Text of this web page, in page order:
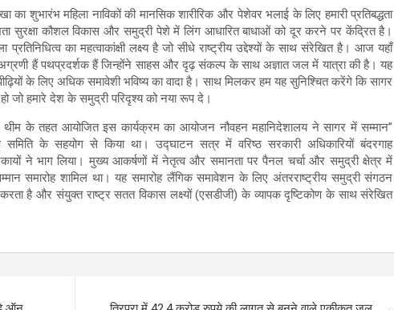
का शुभारंभ महिला नाविकों की मानसिक शारीरिक और पेशेवर भलाई के लिए हमारी प्रतिबद्धता
सुरक्षा कौशल विकास और समुद्री पेशे में लिंग आधारित बाधाओं को दूर करने पर केंद्रित है।
का महत्वाकांक्षी लक्ष्य है जो सीधे राष्ट्रीय उद्देश्यों के साथ संरेखित है। आज यहाँ
हैं पथप्रदर्शक हैं जिन्होंने साहस और दृढ़ संकल्प के साथ अज्ञात जल में यात्रा की है। यह
के लिए अधिक समावेशी भविष्य का वादा है। साथ मिलकर हम यह सुनिश्चित करेंगे कि सागर
जो हमारे देश के समुद्री परिदृश्य को नया रूप दे।
थीम के तहत आयोजित इस कार्यक्रम का आयोजन नौवहन महानिदेशालय ने सागर में सम्मान”
के सहयोग से किया था। उद्घाटन सत्र में वरिष्ठ सरकारी अधिकारियों बंदरगाह
ने भाग लिया। मुख्य आकर्षणों में नेतृत्व और समानता पर पैनल चर्चा और समुद्री क्षेत्र में
समारोह शामिल था। यह समारोह लैंगिक समावेशन के लिए अंतरराष्ट्रीय समुद्री संगठन
है और संयुक्त राष्ट्र सतत विकास लक्ष्यों (एसडीजी) के व्यापक दृष्टिकोण के साथ संरेखित